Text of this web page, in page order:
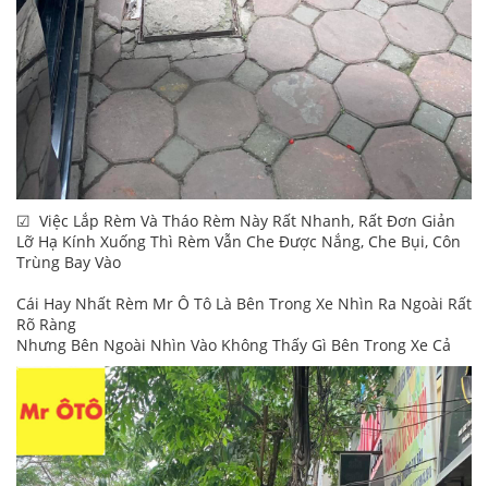
☑ Việc Lắp Rèm Và Tháo Rèm Này Rất Nhanh, Rất Đơn Giản
Lỡ Hạ Kính Xuống Thì Rèm Vẫn Che Được Nắng, Che Bụi, Côn
Trùng Bay Vào
Cái Hay Nhất Rèm Mr Ô Tô Là Bên Trong Xe Nhìn Ra Ngoài Rất
Rõ Ràng
Nhưng Bên Ngoài Nhìn Vào Không Thấy Gì Bên Trong Xe Cả